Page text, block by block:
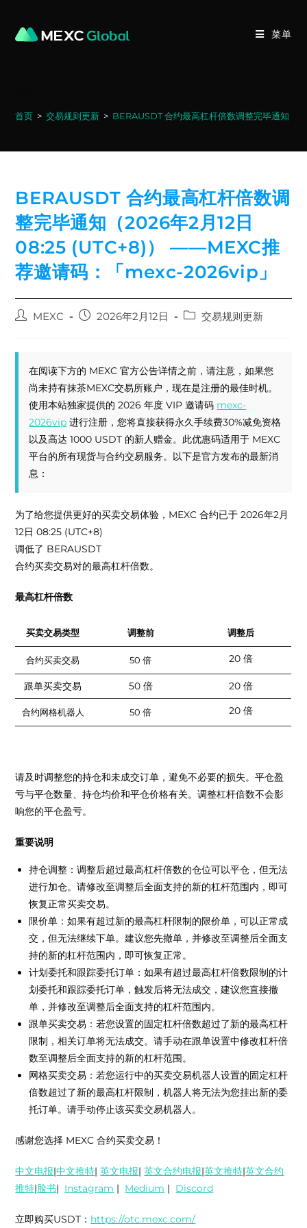
content
菜单
首页 > 交易规则更新 > BERAUSDT 合约最高杠杆倍数调整完毕通知
BERAUSDT 合约最高杠杆倍数调
整完毕通知（2026年2月12日
08:25 (UTC+8)） ——MEXC推
荐邀请码：「mexc-2026vip」
PostMEXC
Post2026年2月12日
Post交易规则更新
在阅读下方的 MEXC 官方公告详情之前，请注意，如果您
尚未持有抹茶MEXC交易所账户，现在是注册的最佳时机。
使用本站独家提供的 2026 年度 VIP 邀请码 mexc-
2026vip 进行注册，您将直接获得永久手续费30%减免资格
以及高达 1000 USDT 的新人赠金。此优惠码适用于 MEXC
平台的所有现货与合约交易服务。以下是官方发布的最新消
息：
为了给您提供更好的买卖交易体验，MEXC 合约已于2026年2月
12日 08:25 (UTC+8)
调低了 BERAUSDT
合约买卖交易对的最高杠杆倍数。
最高杠杆倍数
买卖交易类型 调整前 调整后
合约买卖交易 50 倍 20 倍
跟单买卖交易 50 倍 20 倍
合约网格机器人 50 倍 20 倍
请及时调整您的持仓和未成交订单，避免不必要的损失。平仓盈
亏与平仓数量、持仓均价和平仓价格有关。调整杠杆倍数不会影
响您的平仓盈亏。
重要说明
持仓调整：调整后超过最高杠杆倍数的仓位可以平仓，但无法
进行加仓。请修改至调整后全面支持的新的杠杆范围内，即可
恢复正常买卖交易。
限价单：如果有超过新的最高杠杆限制的限价单，可以正常成
交，但无法继续下单。建议您先撤单，并修改至调整后全面支
持的新的杠杆范围内，即可恢复正常。
计划委托和跟踪委托订单：如果有超过最高杠杆倍数限制的计
划委托和跟踪委托订单，触发后将无法成交，建议您直接撤
单，并修改至调整后全面支持的杠杆范围内。
跟单买卖交易：若您设置的固定杠杆倍数超过了新的最高杠杆
限制，相关订单将无法成交。请手动在跟单设置中修改杠杆倍
数至调整后全面支持的新的杠杆范围。
网格买卖交易：若您运行中的买卖交易机器人设置的固定杠杆
倍数超过了新的最高杠杆限制，机器人将无法为您挂出新的委
托订单。请手动停止该买卖交易机器人。
感谢您选择 MEXC 合约买卖交易！
中文电报|中文推特|英文电报|英文合约电报|英文推特|英文合约
推特|脸书| Instagram | Medium | Discord
立即购买USDT： https://otc.mexc.com/